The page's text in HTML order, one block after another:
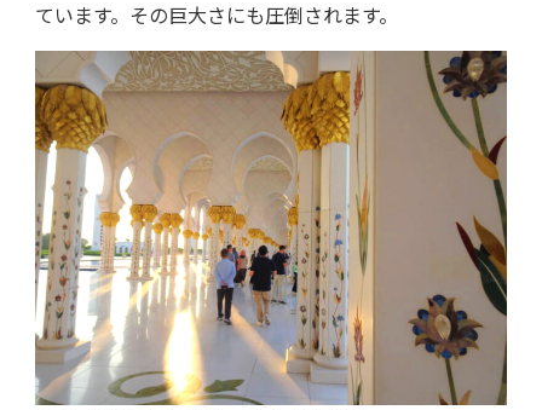
ています。その巨大さにも圧倒されます。